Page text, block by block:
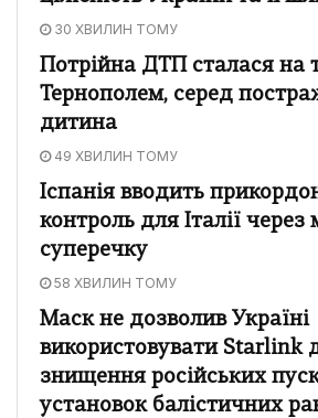
30 ХВИЛИН ТОМУ
Потрійна ДТП сталася на
Тернополем, серед
дитина
49 ХВИЛИН ТОМУ
Іспанія вводить
контроль для Італії через
суперечку
58 ХВИЛИН ТОМУ
Маск не дозволив Україні
використовувати Starlink
знищення російських
установок балістичних